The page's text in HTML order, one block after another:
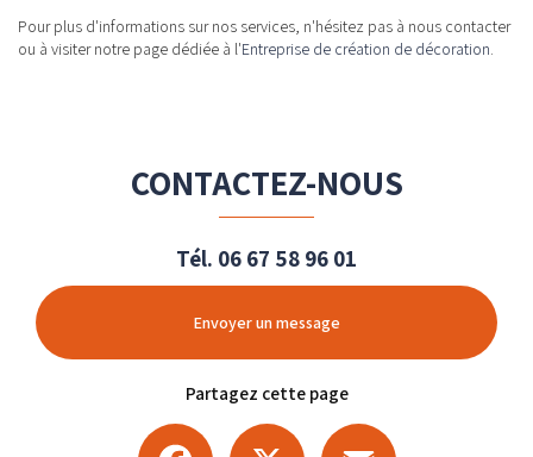
Pour plus d'informations sur nos services, n'hésitez pas à nous contacter
ou à visiter notre page dédiée à l'Entreprise de création de décoration
CONTACTEZ-NOUS
Tél. 06 67 58 96 01
Envoyer un message
Partagez cette page
Facebook